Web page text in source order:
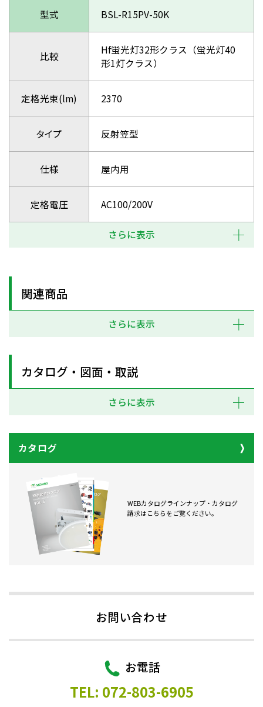
型式 BSL-R15PV-50K
比較
Hf蛍光灯32形クラス（蛍光灯40
形1灯クラス）
定格光束(lm) 2370
タイプ 反射笠型
仕様 屋内用
定格電圧 AC100/200V
さらに表示
関連商品
さらに表示
カタログ・図面・取説
さらに表示
カタログ
WEBカタログラインナップ・カタログ
請求はこちらをご覧ください。
お問い合わせ
お電話
TEL: 072-803-6905